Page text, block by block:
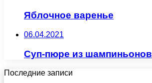
Яблочное варенье
06.04.2021
Суп-пюре из шампиньонов
Последние записи